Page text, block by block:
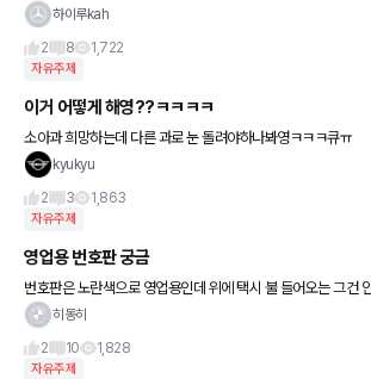
도 인지 궁금하며 A5 최대 할인률이 얼마였는지 궁금합니다
하이루kah
2
8 1,722
자유주제
이거 어떻게 해영??ㅋㅋㅋㅋ
소아과 희망하는데 다른 과로 눈 돌려야하나봐영ㅋㅋㅋ큐ㅠ
kyukyu
2
3 1,863
자유주제
영업용 번호판 궁금
번호판은 노란색으로 영업용인데 위에 택시 불 들어오는 그건
네요 처음봐서 궁금하기도 하고 해서 올려봐요^^
히동히
2
10 1,828
자유주제